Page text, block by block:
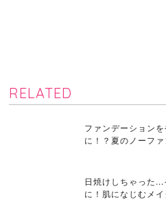
RELATED
ファンデーション
に！？夏のノーフ
日焼けしちゃった...
に！肌になじむメ